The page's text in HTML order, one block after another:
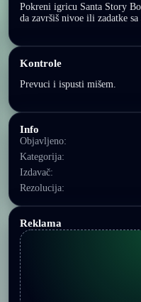
Pokreni igricu Santa Story
da završiš nivoe ili zadatke
Kontrole
Prevuci i ispusti mišem.
Info
Objavljeno:
Kategorija:
Izdavač:
Rezolucija:
Reklama